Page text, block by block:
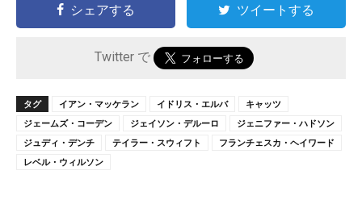
シェアする ツイートする
Twitter で
タグ イアン・マッケラン イドリス・エルバ
キャッツ
ジェームズ・コーデン
ジェイソン・デルーロ
ジェニファー・ハドソン
ジュディ・デンチ
テイラー・スウィフト
フランチェスカ・ヘイワード
レベル・ウィルソン